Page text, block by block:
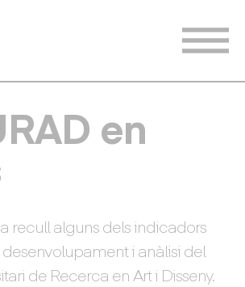
en
recull alguns dels indicadors
i anàlisi del
de Recerca en Art i Disseny.